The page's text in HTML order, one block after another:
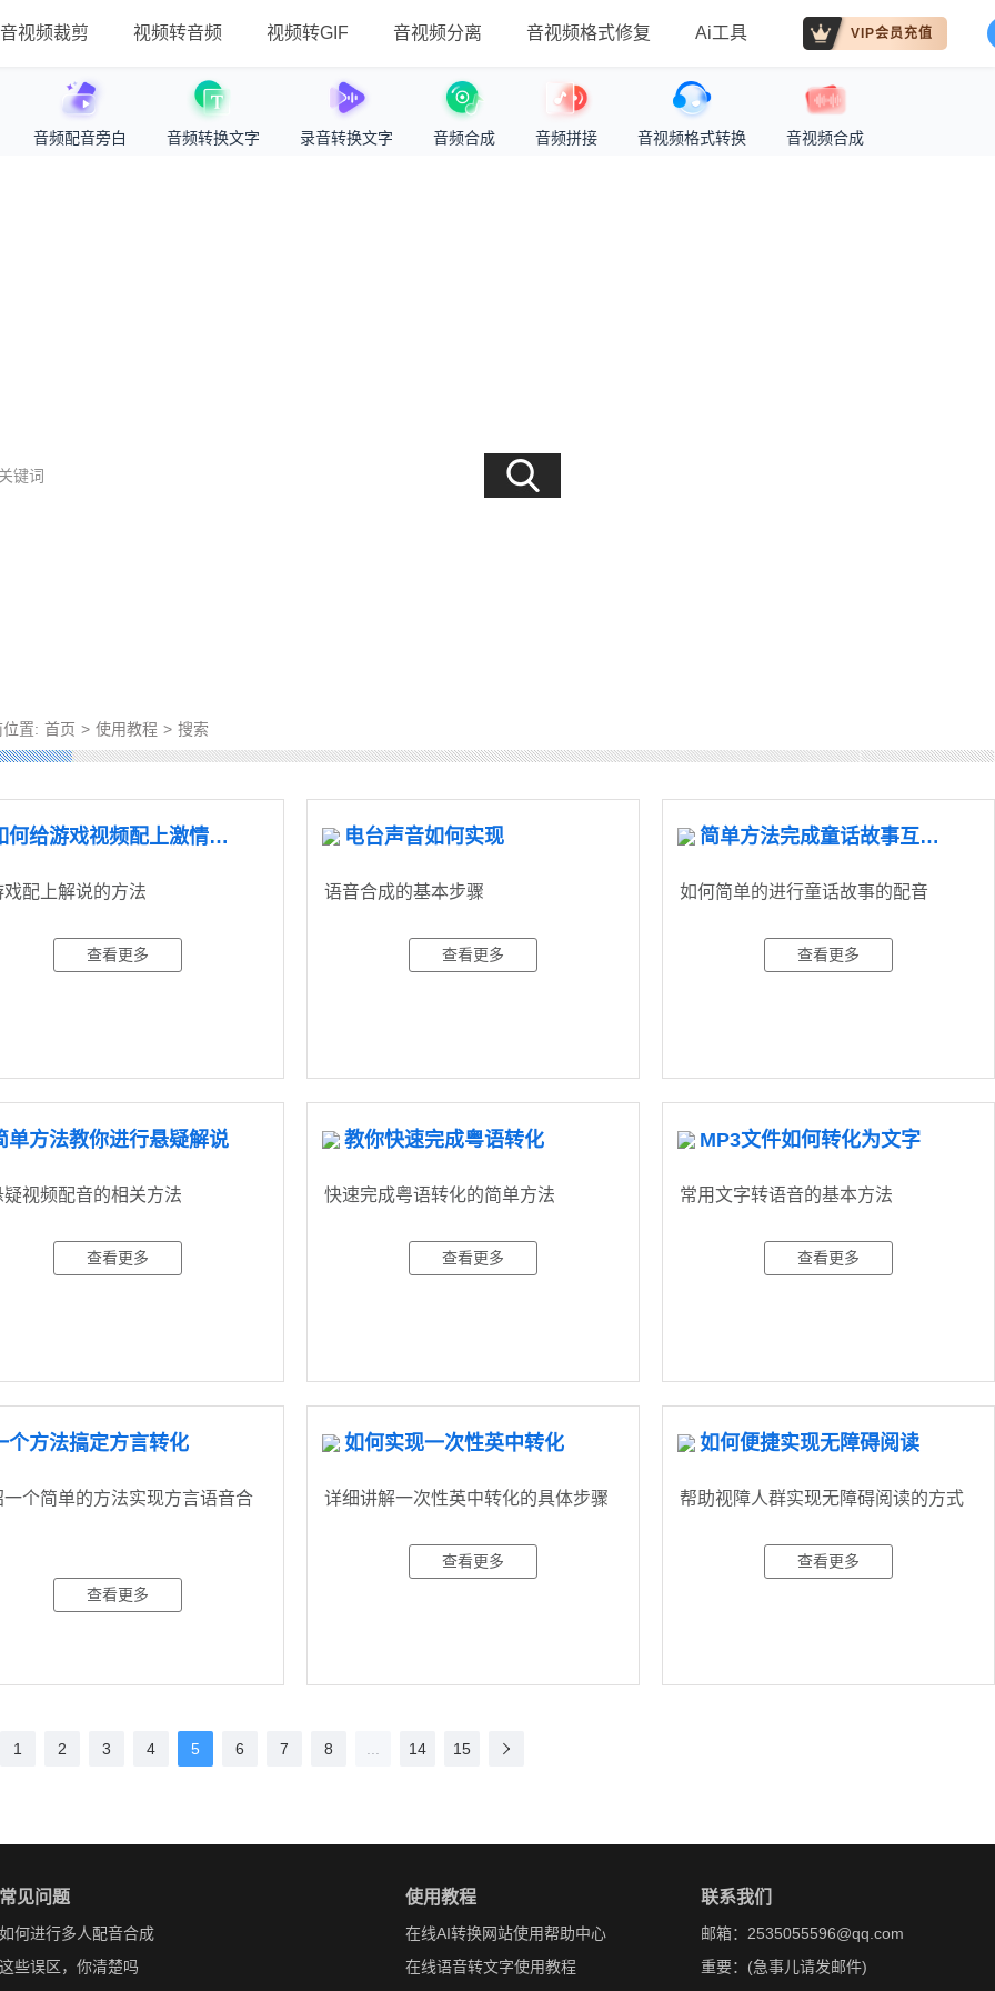
音视频裁剪 视频转音频 视频转GIF 音视频分离 音视频格式修复 Ai工具 VIP会员充值
音频配音旁白 音频转换文字 录音转换文字 音频合成 音频拼接 音视频格式转换 音视频合成
置: 首页 > 使用教程 > 搜索
如何给游戏视频配上激情解说
戏配上解说的方法
查看更多
电台声音如何实现
语音合成的基本步骤
查看更多
简单方法完成童话故事互动配音
如何简单的进行童话故事的配音
查看更多
单方法教你进行悬疑解说
疑视频配音的相关方法
查看更多
教你快速完成粤语转化
快速完成粤语转化的简单方法
查看更多
MP3文件如何转化为文字
常用文字转语音的基本方法
查看更多
个方法搞定方言转化
一个简单的方法实现方言语音合
查看更多
如何实现一次性英中转化
详细讲解一次性英中转化的具体步骤
查看更多
如何便捷实现无障碍阅读
帮助视障人群实现无障碍阅读的方式
查看更多
1 2 3 4 5 6 7 8 14 15
常见问题
如何进行多人配音合成
这些误区，你清楚吗
使用教程
在线AI转换网站使用帮助中心
在线语音转文字使用教程
联系我们
邮箱：2535055596@qq.com
重要：(急事儿请发邮件)